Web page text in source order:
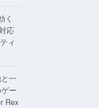
く
応
ィ
一
ー
Rex